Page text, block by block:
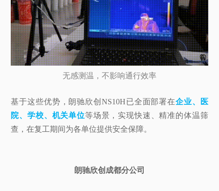
无感测温，不影响通行效率
基于这些优势，朗驰欣创NS10H已全面部署在企业、医
院、学校、机关单位等场景，实现快速、精准的体温筛
查，在复工期间为各单位提供安全保障。
朗驰欣创成都分公司